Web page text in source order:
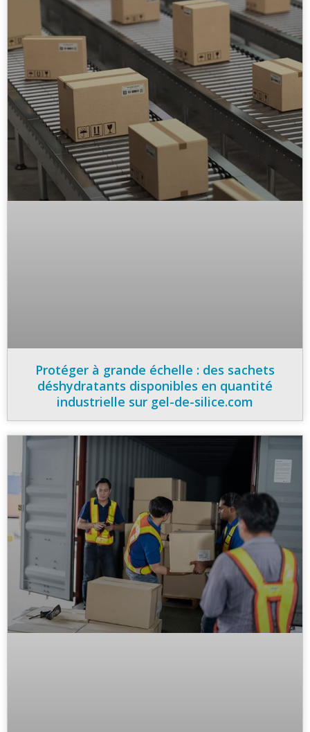
Protéger à grande échelle : des sachets
déshydratants disponibles en quantité
industrielle sur gel-de-silice.com